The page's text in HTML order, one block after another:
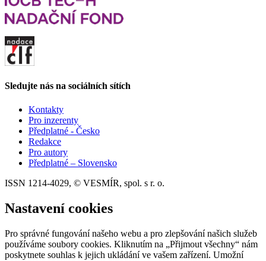
Sledujte nás na sociálních sítích
Kontakty
Pro inzerenty
Předplatné - Česko
Redakce
Pro autory
Předplatné – Slovensko
ISSN 1214-4029, © VESMÍR, spol. s r. o.
Nastavení cookies
Pro správné fungování našeho webu a pro zlepšování našich služeb
používáme soubory cookies. Kliknutím na „Přijmout všechny“ nám
poskytnete souhlas k jejich ukládání ve vašem zařízení. Umožní